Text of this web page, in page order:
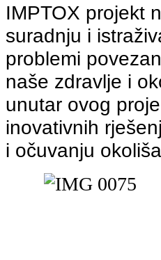
IMPTOX projekt
suradnju i
problemi
naše zdravlje i
unutar ovog
inovativnih
i očuvanju